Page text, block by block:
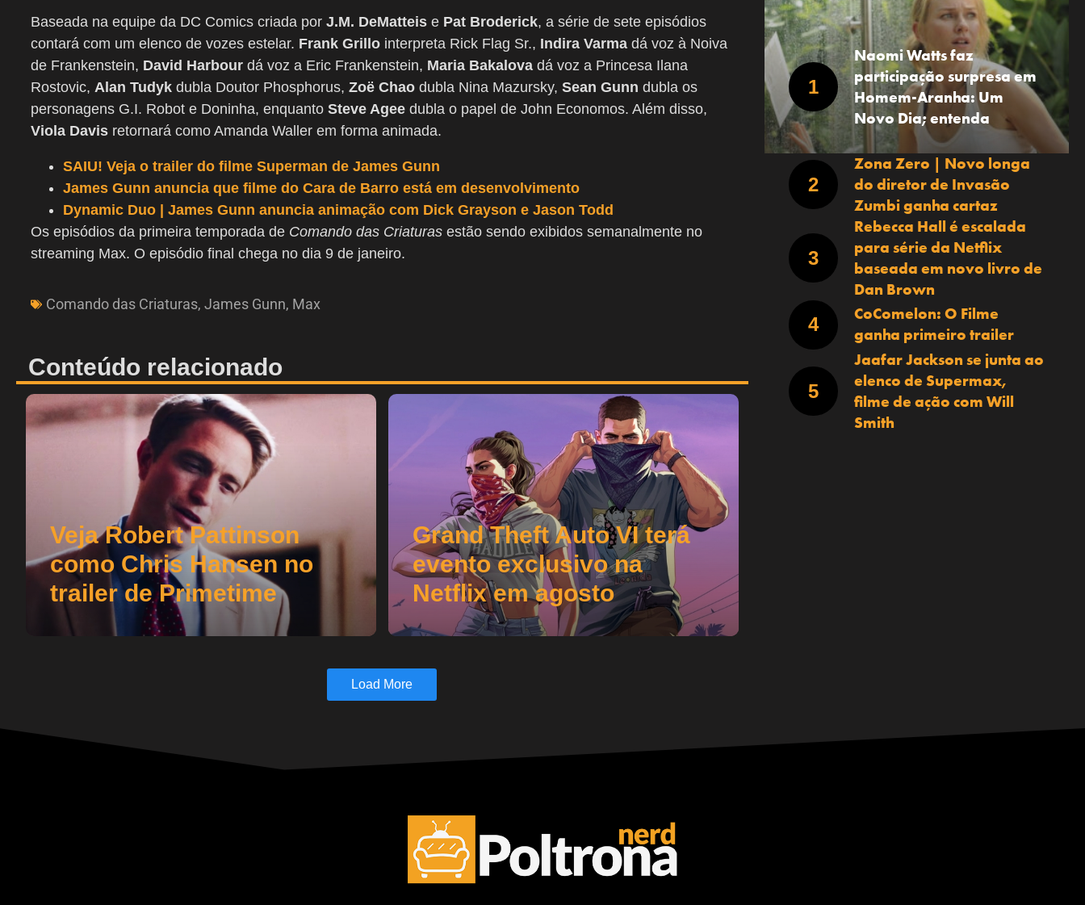
Baseada na equipe da DC Comics criada por J.M. DeMatteis e Pat Broderick, a série de sete episódios
contará com um elenco de vozes estelar. Frank Grillo interpreta Rick Flag Sr., Indira Varma dá voz à Noiva
de Frankenstein, David Harbour dá voz a Eric Frankenstein, Maria Bakalova dá voz a Princesa Ilana
Rostovic, Alan Tudyk dubla Doutor Phosphorus, Zoë Chao dubla Nina Mazursky, Sean Gunn dubla os
personagens G.I. Robot e Doninha, enquanto Steve Agee dubla o papel de John Economos. Além disso,
Viola Davis retornará como Amanda Waller em forma animada.
SAIU! Veja o trailer do filme Superman de James Gunn
James Gunn anuncia que filme do Cara de Barro está em desenvolvimento
Dynamic Duo | James Gunn anuncia animação com Dick Grayson e Jason Todd
Os episódios da primeira temporada de Comando das Criaturas estão sendo exibidos semanalmente no
streaming Max. O episódio final chega no dia 9 de janeiro.
Comando das Criaturas, James Gunn, Max
Conteúdo relacionado
Veja Robert Pattinson
como Chris Hansen no
trailer de Primetime
Grand Theft Auto VI terá
evento exclusivo na
Netflix em agosto
Load More
Naomi Watts faz
participação surpresa em
Homem-Aranha: Um
Novo Dia; entenda
Zona Zero | Novo longa
do diretor de Invasão
Zumbi ganha cartaz
Rebecca Hall é escalada
para série da Netflix
baseada em novo livro de
Dan Brown
CoComelon: O Filme
ganha primeiro trailer
Jaafar Jackson se junta ao
elenco de Supermax,
filme de ação com Will
Smith